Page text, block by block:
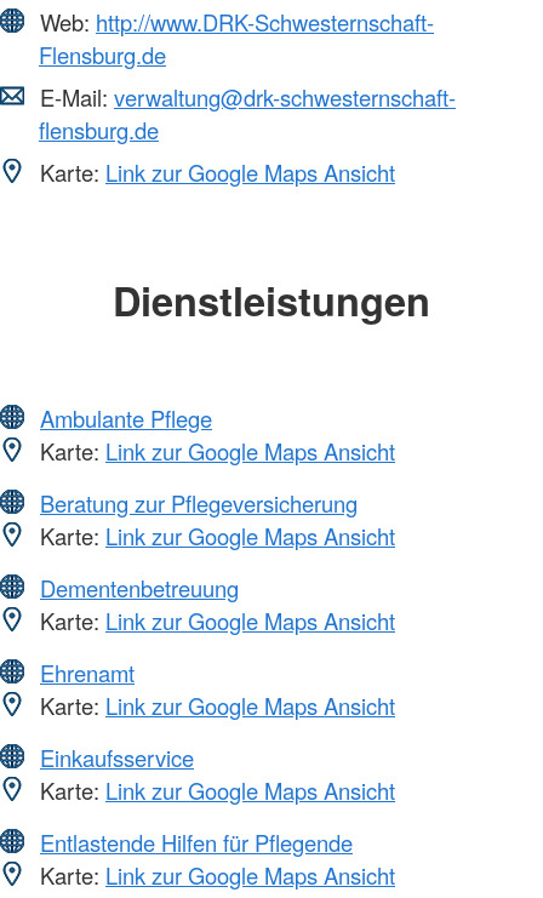
Web: http://www.DRK-Schwesternschaft-
Flensburg.de
E-Mail: verwaltung@drk-schwesternschaft-
flensburg.de
Karte: Link zur Google Maps Ansicht
Dienstleistungen
Ambulante Pflege
Karte: Link zur Google Maps Ansicht
Beratung zur Pflegeversicherung
Karte: Link zur Google Maps Ansicht
Dementenbetreuung
Karte: Link zur Google Maps Ansicht
Ehrenamt
Karte: Link zur Google Maps Ansicht
Einkaufsservice
Karte: Link zur Google Maps Ansicht
Entlastende Hilfen für Pflegende
Karte: Link zur Google Maps Ansicht